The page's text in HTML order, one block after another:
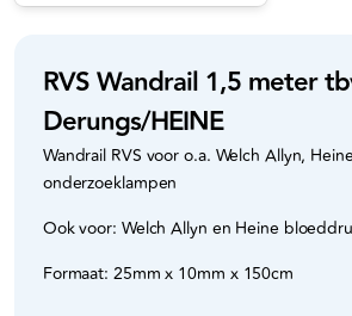
RVS Wandrail 1,5 meter
Derungs/HEINE
Wandrail RVS voor o.a. Welch Allyn,
onderzoeklampen
Ook voor: Welch Allyn en Heine
Formaat: 25mm x 10mm x 150cm